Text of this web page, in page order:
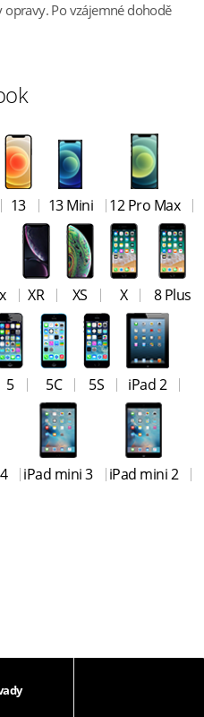
opravy. Po vzájemné dohodě
13 13 Mini 12 Pro Max
XR XS X 8 Plus
5 5C 5S iPad 2
iPad mini 3 iPad mini 2